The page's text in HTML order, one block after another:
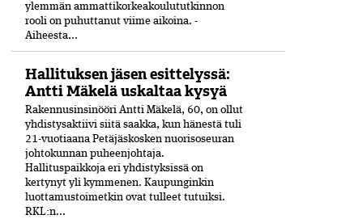
ylemmän ammattikorkeakoulututkinnon
rooli on puhuttanut viime ­aikoina. ­
Aiheesta...
Hallituksen jäsen esittelyssä:
Antti Mäkelä uskaltaa kysyä
Rakennusinsinööri Antti Mäkelä, 60, on ollut
yhdistysaktiivi siitä saakka, kun hänestä tuli
21-vuo­tiaana Petäjäskosken nuoriso­seuran
johtokunnan puheenjohtaja.
Hallituspaikkoja eri yhdistyksissä on
kertynyt yli kymmenen. Kaupunginkin
luottamustoimetkin ovat tulleet tutuiksi.
RKL:n...